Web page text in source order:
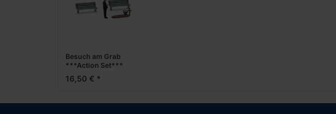
Besuch am Grab
***Action Set***
-1:87-
16,50 € *